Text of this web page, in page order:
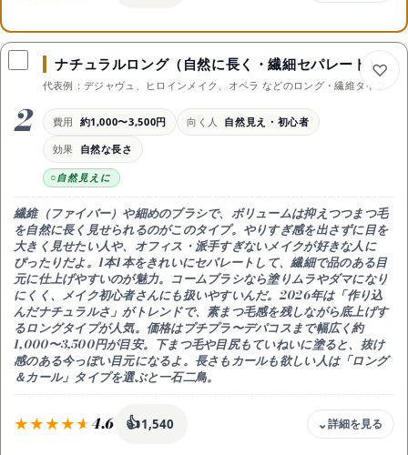
価格目安
約1,000〜1,800円中心
仕上がり
上向きカール・キープ力高め
ブラシ
カーブ／コンパクトが多い
向く人
下向き・直毛・上がりにくい
注意
ビューラー＋下地でさらに長持ち
2
ナチュラルロング（自然に長く・繊細セパレート）
代表例：デジャヴュ、ヒロインメイク、オペラ などのロング・繊維タイプ
費用 約1,000〜3,500円 向く人
自然見え・初心者
効果 自然な長さ
自然見えに
繊維（ファイバー）や細めのブラシで、ボリュームは抑えつつまつ毛
を自然に長く見せられるのがこのタイプ。やりすぎ感を出さずに目を
大きく見せたい人や、オフィス・派手すぎないメイクが好きな人に
ぴったりだよ。1本1本をきれいにセパレートして、繊細で品のある目
元に仕上げやすいのが魅力。コームブラシなら塗りムラやダマになり
にくく、メイク初心者さんにも扱いやすいんだ。2026年は「作り込
んだナチュラルさ」がトレンドで、素まつ毛感を残しながら底上げす
るロングタイプが人気。価格はプチプラ〜デパコスまで幅広く約
1,000〜3,500円が目安。下まつ毛や目尻もていねいに塗ると、抜け
感のある今っぽい目元になるよ。長さもカールも欲しい人は「ロング
＆カール」タイプを選ぶと一石二鳥。
4.6 👍1,540